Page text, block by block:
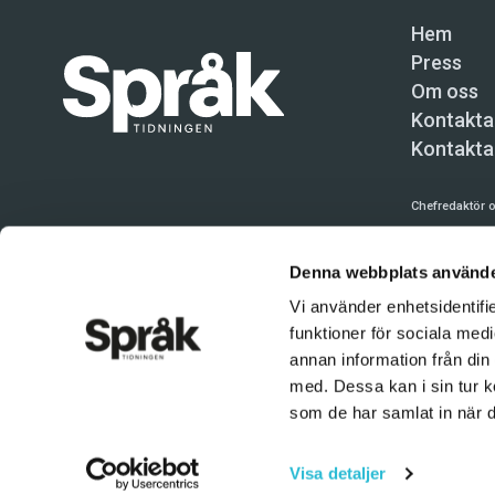
Denna webbplats
Vi använder
funktioner för sociala
annan information från
med. Dessa kan i sin tur
som de har samlat in när
Visa detaljer
Hem
Press
Om oss
Chefredaktör
Kundtjänst
Användning
tillåten.
©